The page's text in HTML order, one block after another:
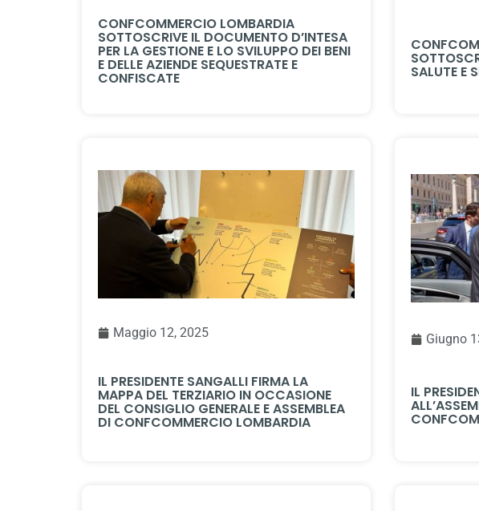
CONFCOMMERCIO LOMBARDIA
SOTTOSCRIVE IL DOCUMENTO D’INTESA
PER LA GESTIONE E LO SVILUPPO DEI BENI
E DELLE AZIENDE SEQUESTRATE E
CONFISCATE SALUTE E
Maggio 12, 2025
IL PRESIDENTE SANGALLI FIRMA LA
MAPPA DEL TERZIARIO IN OCCASIONE
DEL CONSIGLIO GENERALE E ASSEMBLEA
DI CONFCOMMERCIO LOMBARDIA
Giugno
IL